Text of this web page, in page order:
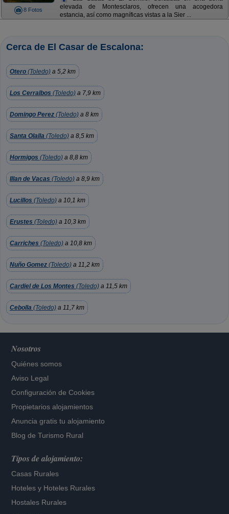
8 Fotos
elevada de Montesclaros, ofrecen una acogedora
estancia, así como magníficas vistas a la Sier ...
Cerca de El Casar de Escalona:
Otero (Toledo) a 5,2 km
Los Cerralbos (Toledo) a 7,9 km
Domingo Perez (Toledo) a 8 km
Santa Olalla (Toledo) a 8,5 km
Hormigos (Toledo) a 8,8 km
Illan de Vacas (Toledo) a 8,9 km
Lucillos (Toledo) a 10,1 km
Erustes (Toledo) a 10,3 km
Carriches (Toledo) a 10,8 km
Nuño Gomez (Toledo) a 11,2 km
Cardiel de Los Montes (Toledo) a 11,5 km
Cebolla (Toledo) a 11,7 km
Nosotros
Quiénes somos
Aviso Legal
Configuración de Cookies
Propietarios alojamientos
Anuncia gratis tu alojamiento
Blog de Turismo Rural
Tipos de alojamiento:
Casas Rurales
Hoteles y Hoteles Rurales
Hostales Rurales